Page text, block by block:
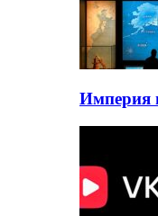
Империя